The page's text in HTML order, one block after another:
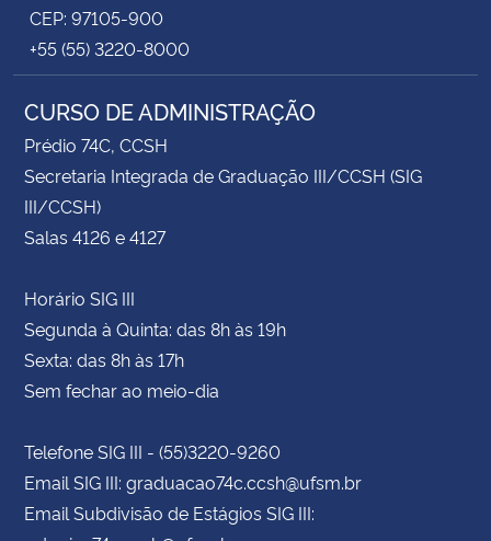
CEP: 97105-900
+55 (55) 3220-8000
CURSO DE ADMINISTRAÇÃO
Prédio 74C, CCSH
Secretaria Integrada de Graduação III/CCSH (SIG
III/CCSH)
Salas 4126 e 4127
Horário SIG III
Segunda à Quinta: das 8h às 19h
Sexta: das 8h às 17h
Sem fechar ao meio-dia
Telefone SIG III - (55)3220-9260
Email SIG III: graduacao74c.ccsh@ufsm.br
Email Subdivisão de Estágios SIG III: